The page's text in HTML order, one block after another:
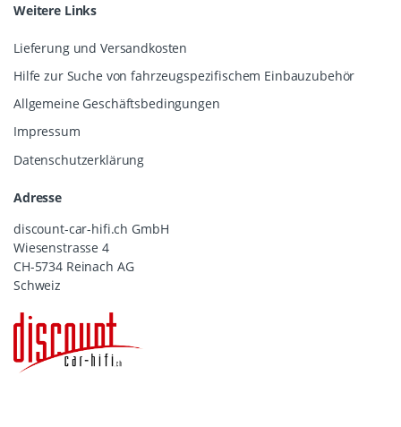
Weitere Links
Lieferung und Versandkosten
Hilfe zur Suche von fahrzeugspezifischem Einbauzubehör
Allgemeine Geschäftsbedingungen
Impressum
Datenschutzerklärung
Adresse
discount-car-hifi.ch GmbH
Wiesenstrasse 4
CH-5734 Reinach AG
Schweiz